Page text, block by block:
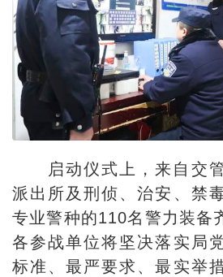
启动仪式上，来自交
派出所及刑侦、治安、禁
专业警种的110名警力装备
各参战单位将坚决落实局
标准、最严要求、最实举